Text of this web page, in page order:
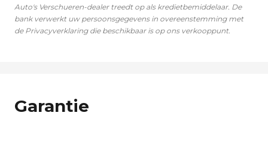
Auto's Verschueren-dealer treedt op als kredietbemiddelaar. De
bank verwerkt uw persoonsgegevens in overeenstemming met
de Privacyverklaring die beschikbaar is op ons verkooppunt.
Garantie